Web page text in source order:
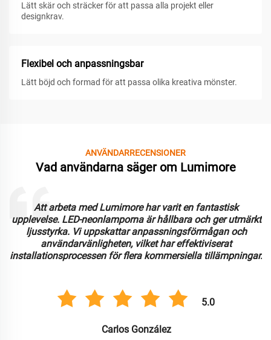
Lätt skär och sträcker för att passa alla projekt eller
designkrav.
Flexibel och anpassningsbar
Lätt böjd och formad för att passa olika kreativa mönster.
ANVÄNDARRECENSIONER
Vad användarna säger om Lumimore
Att arbeta med Lumimore har varit en fantastisk
upplevelse. LED-neonlamporna är hållbara och ger utmärkt
ljusstyrka. Vi uppskattar anpassningsförmågan och
användarvänligheten, vilket har effektiviserat
installationsprocessen för flera kommersiella tillämpningar.
5.0
Carlos González